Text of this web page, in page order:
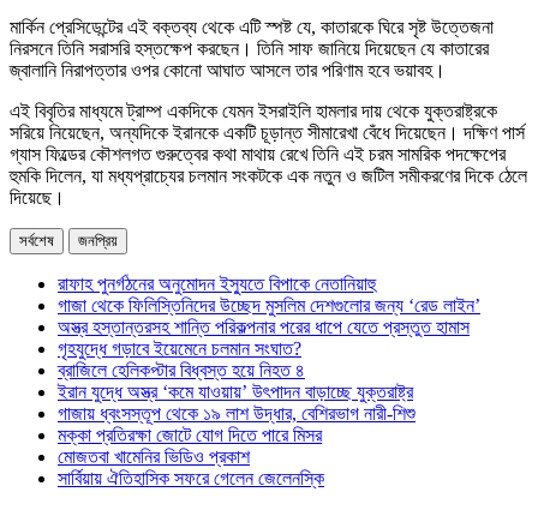
মার্কিন প্রেসিডেন্টের এই বক্তব্য থেকে এটি স্পষ্ট যে, কাতারকে ঘিরে সৃষ্ট উত্তেজনা
নিরসনে তিনি সরাসরি হস্তক্ষেপ করছেন। তিনি সাফ জানিয়ে দিয়েছেন যে কাতারের
জ্বালানি নিরাপত্তার ওপর কোনো আঘাত আসলে তার পরিণাম হবে ভয়াবহ।
এই বিবৃতির মাধ্যমে ট্রাম্প একদিকে যেমন ইসরাইলি হামলার দায় থেকে যুক্তরাষ্ট্রকে
সরিয়ে নিয়েছেন, অন্যদিকে ইরানকে একটি চূড়ান্ত সীমারেখা বেঁধে দিয়েছেন। দক্ষিণ পার্স
গ্যাস ফিল্ডের কৌশলগত গুরুত্বের কথা মাথায় রেখে তিনি এই চরম সামরিক পদক্ষেপের
হুমকি দিলেন, যা মধ্যপ্রাচ্যের চলমান সংকটকে এক নতুন ও জটিল সমীকরণের দিকে ঠেলে
দিয়েছে।
সর্বশেষ জনপ্রিয়
রাফাহ পুনর্গঠনের অনুমোদন ইস্যুতে বিপাকে নেতানিয়াহু
গাজা থেকে ফিলিস্তিনিদের উচ্ছেদ মুসলিম দেশগুলোর জন্য ‘রেড লাইন’
অস্ত্র হস্তান্তরসহ শান্তি পরিকল্পনার পরের ধাপে যেতে প্রস্তুত হামাস
গৃহযুদ্ধে গড়াবে ইয়েমেনে চলমান সংঘাত?
ব্রাজিলে হেলিকপ্টার বিধ্বস্ত হয়ে নিহত ৪
ইরান যুদ্ধে অস্ত্র ‘কমে যাওয়ায়’ উৎপাদন বাড়াচ্ছে যুক্তরাষ্ট্র
গাজায় ধ্বংসস্তূপ থেকে ১৯ লাশ উদ্ধার, বেশিরভাগ নারী-শিশু
মক্কা প্রতিরক্ষা জোটে যোগ দিতে পারে মিসর
মোজতবা খামেনির ভিডিও প্রকাশ
সার্বিয়ায় ঐতিহাসিক সফরে গেলেন জেলেনস্কি